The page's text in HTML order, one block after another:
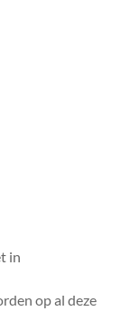
in
op al deze